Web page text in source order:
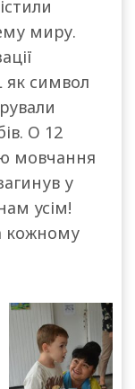
миру.
як символ
О 12
мовчання
у
усім!
кожному